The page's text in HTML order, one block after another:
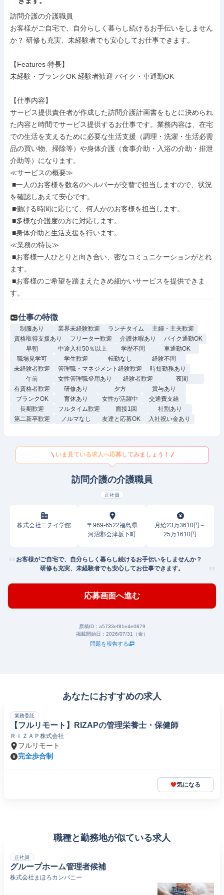
訪問介護の介護職員
お客様がご自宅で、自分らしく暮らし続けるお手伝いをしません
か？ 研修も充実、未経験者でも安心してお仕事できます。
【Features 特長】
未経験・ブランクOK 経験者歓迎 バイク・車通勤OK
【仕事内容】
サービス提供責任者が作成した訪問介護計画書をもとに決められ
た内容と時間でサービス提供するお仕事です。業務内容は、在宅
での生活を支えるために必要な生活支援（調理・洗濯・生活必需
品の買い物、掃除等）や身体介護（食事介助・入浴の介助・排泄
介助等）になります。
≪サービスの概要≫
を確認しあえて安心です。
≪業務の特長≫
ます。
す。
仕事の特徴
制服あり 業界未経験歓迎 ランチタイム
主婦・主夫歓迎
資格取得支援あり
フリーター歓迎 介護休暇あり
バイク通勤OK
早朝
中途入社50％以上 学歴不問
車通勤OK
職場見学可
学生歓迎 転勤なし
経験不問
未経験者歓迎
管理職・マネジメント経験歓迎
時短勤務あり
午前
女性管理職登用あり 経験者歓迎
夜間
有資格者歓迎
研修あり 夕方
賞与あり
ブランクOK
育休あり 女性が活躍中
交通費支給
長期歓迎
フルタイム歓迎 面接1回
社割あり
第二新卒歓迎
ノルマなし 友達と応募OK 入社祝い金あり
いま見ている求人へ応募してみましょう！
訪問介護の介護職員
正社員
株式会社ニチイ学館
〒969-6522福島県
河沼郡会津坂下町
月給23万3610円～
25万1610円
お客様がご自宅で、自分らしく暮らし続けるお手伝いをしませんか？
研修も充実、未経験者でも安心してお仕事できます。
応募画面へ進む
原稿ID： a5733ef81e4e0879
掲載開始日： 2026/07/31（金）
問題を報告する
あなたにおすすめの求人
業務委託
【フルリモート】RIZAPの管理栄養士・保健師
ＲＩＺＡＰ株式会社
フルリモート
完全歩合制
気になる
職種と勤務地が似ている求人
正社員
グループホーム管理者候補
株式会社まほろカンパニー